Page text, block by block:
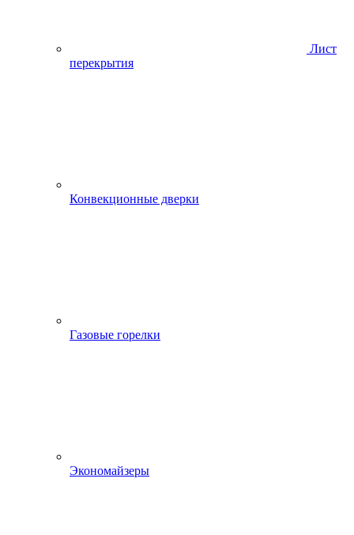
Лист
перекрытия
Конвекционные дверки
Газовые горелки
Экономайзеры